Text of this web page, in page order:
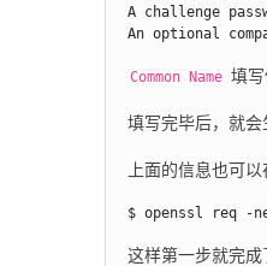
A challenge
An optional
Common Name 填
填写完毕后，就会
上面的信息也可以
$ openssl req -
这样第一步就完成